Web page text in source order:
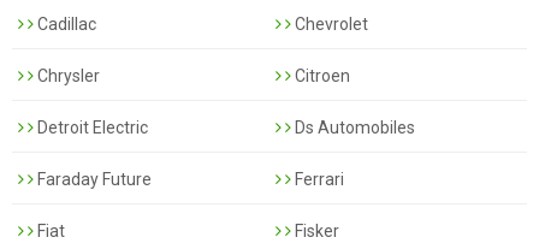
Cadillac Chevrolet
Chrysler Citroen
Detroit Electric Ds Automobiles
Faraday Future Ferrari
Fiat Fisker